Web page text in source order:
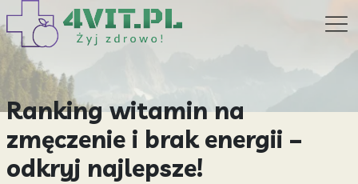
Ranking witamin na
zmęczenie i brak energii –
odkryj najlepsze!